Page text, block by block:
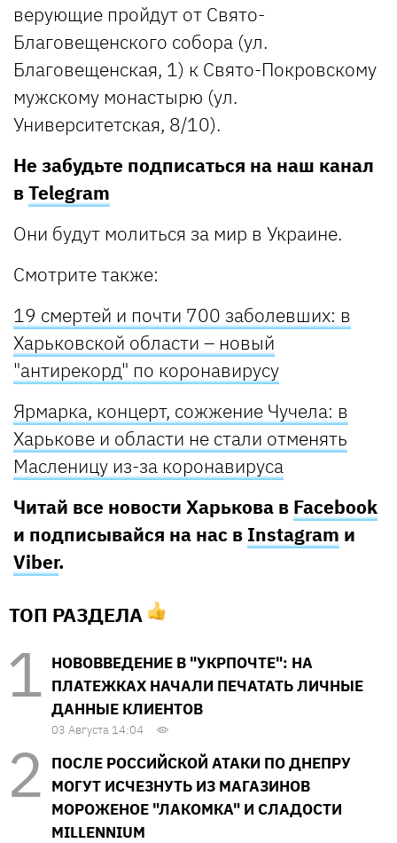
верующие пройдут от Свято-
Благовещенского собора (ул.
Благовещенская, 1) к Свято-Покровскому
мужскому монастырю (ул.
Университетская, 8/10).
Не забудьте подписаться на наш канал
вTelegram
Они будут молиться за мир в Украине.
Смотрите также:
19 смертей и почти 700 заболевших: в
Харьковской области – новый
"антирекорд" по коронавирусу
Ярмарка, концерт, сожжение Чучела: в
Харькове и области не стали отменять
Масленицу из-за коронавируса
Читай все новости Харькова в Facebook
и подписывайся на нас в Instagram и
Viber.
ТОП РАЗДЕЛА
НОВОВВЕДЕНИЕ В "УКРПОЧТЕ": НА
ПЛАТЕЖКАХ НАЧАЛИ ПЕЧАТАТЬ ЛИЧНЫЕ
ДАННЫЕ КЛИЕНТОВ
03 Августа 14:04
ПОСЛЕ РОССИЙСКОЙ АТАКИ ПО ДНЕПРУ
МОГУТ ИСЧЕЗНУТЬ ИЗ МАГАЗИНОВ
МОРОЖЕНОЕ "ЛАКОМКА" И СЛАДОСТИ
MILLENNIUM